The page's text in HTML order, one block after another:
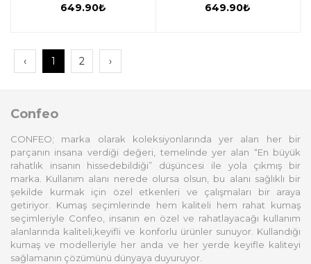
649.90₺ 649.90₺
‹ 1 2 ›
Confeo
CONFEO; marka olarak koleksiyonlarında yer alan her bir
parçanın insana verdiği değeri, temelinde yer alan “En büyük
rahatlık insanın hissedebildiği” düşüncesi ile yola çıkmış bir
marka. Kullanım alanı nerede olursa olsun, bu alanı sağlıklı bir
şekilde kurmak için özel etkenleri ve çalışmaları bir araya
getiriyor. Kumaş seçimlerinde hem kaliteli hem rahat kumaş
seçimleriyle Confeo, insanın en özel ve rahatlayacağı kullanım
alanlarında kaliteli,keyifli ve konforlu ürünler sunuyor. Kullandığı
kumaş ve modelleriyle her anda ve her yerde keyifle kaliteyi
sağlamanın çözümünü dünyaya duyuruyor.